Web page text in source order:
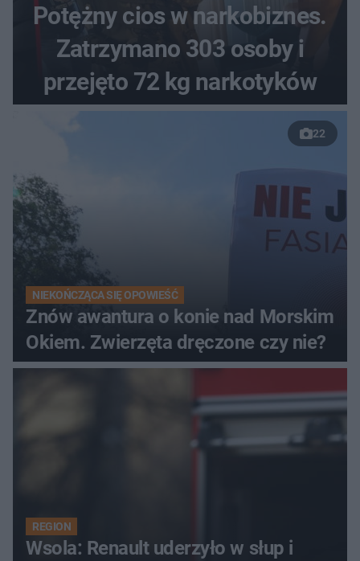
Potężny cios w narkobiznes.
Zatrzymano 303 osoby i
przejęto 72 kg narkotyków
22
NIEKOŃCZĄCA SIĘ OPOWIEŚĆ
Znów awantura o konie nad Morskim
Okiem. Zwierzęta dręczone czy nie?
REGION
Wsola: Renault uderzyło w słup i